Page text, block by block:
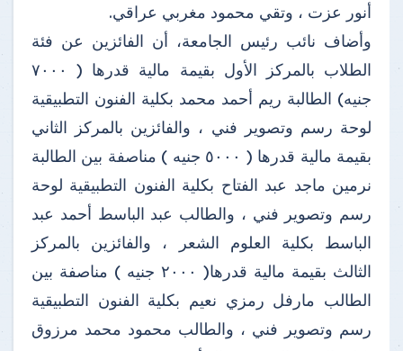
أنور عزت ، وتقي محمود مغربي عراقي.
وأضاف نائب رئيس الجامعة، أن الفائزين عن فئة
الطلاب بالمركز الأول بقيمة مالية قدرها ( ٧٠٠٠
جنيه) الطالبة ريم أحمد محمد بكلية الفنون التطبيقية
لوحة رسم وتصوير فني ، والفائزين بالمركز الثاني
بقيمة مالية قدرها ( ٥٠٠٠ جنيه ) مناصفة بين الطالبة
نرمين ماجد عبد الفتاح بكلية الفنون التطبيقية لوحة
رسم وتصوير فني ، والطالب عبد الباسط أحمد عبد
الباسط بكلية العلوم الشعر ، والفائزين بالمركز
الثالث بقيمة مالية قدرها( ٢٠٠٠ جنيه ) مناصفة بين
الطالب مارفل رمزي نعيم بكلية الفنون التطبيقية
رسم وتصوير فني ، والطالب محمود محمد مرزوق